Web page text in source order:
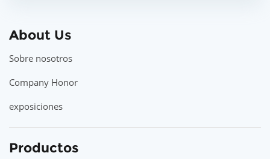
About Us
Sobre nosotros
Company Honor
exposiciones
Productos